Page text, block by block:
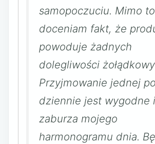
samopoczuciu. Mimo to
doceniam fakt, że
powoduje żadnych
dolegliwości
Przyjmowanie jednej
dziennie jest wygodne
zaburza mojego
harmonogramu dnia.